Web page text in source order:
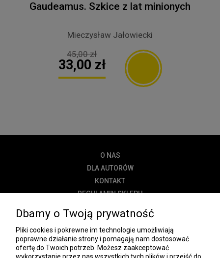
Gaudeamus. Szkice z lat minionych
Mieczysław Jałowiecki
45,00 zł
33,00 zł
O NAS
DLA AUTORÓW
KONTAKT
REGULAMIN SKLEPU
DOSTAWA
PŁATNOŚĆ
NEWSLETTER
Dbamy o Twoją prywatność
Pliki cookies i pokrewne im technologie umożliwiają
poprawne działanie strony i pomagają nam dostosować
ofertę do Twoich potrzeb. Możesz zaakceptować